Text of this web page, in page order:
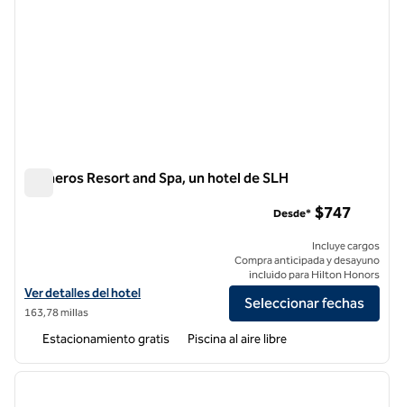
Carneros Resort and Spa, un hotel de SLH
Ver detalles del hotel Carneros Resort and Spa, un hotel de SLH
Ver detalles del hotel
163,78 millas
Desde* $747
Incluye cargos
Compra anticipada y desayuno
incluido para Hilton Honors
Seleccionar fechas
Estacionamiento gratis Piscina al aire libre
1 de 12